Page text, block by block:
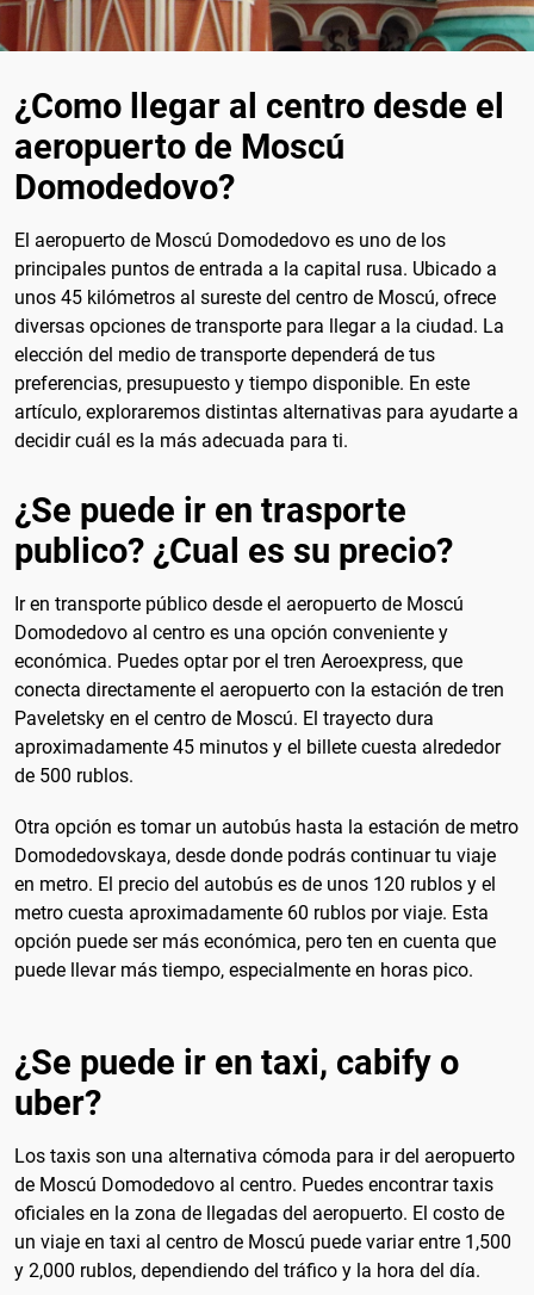
¿Como llegar al centro desde el
aeropuerto de Moscú
Domodedovo?
El aeropuerto de Moscú Domodedovo es uno de los
principales puntos de entrada a la capital rusa. Ubicado a
unos 45 kilómetros al sureste del centro de Moscú, ofrece
diversas opciones de transporte para llegar a la ciudad. La
elección del medio de transporte dependerá de tus
preferencias, presupuesto y tiempo disponible. En este
artículo, exploraremos distintas alternativas para ayudarte a
decidir cuál es la más adecuada para ti.
¿Se puede ir en trasporte
publico? ¿Cual es su precio?
Ir en transporte público desde el aeropuerto de Moscú
Domodedovo al centro es una opción conveniente y
económica. Puedes optar por el tren Aeroexpress, que
conecta directamente el aeropuerto con la estación de tren
Paveletsky en el centro de Moscú. El trayecto dura
aproximadamente 45 minutos y el billete cuesta alrededor
de 500 rublos.
Otra opción es tomar un autobús hasta la estación de metro
Domodedovskaya, desde donde podrás continuar tu viaje
en metro. El precio del autobús es de unos 120 rublos y el
metro cuesta aproximadamente 60 rublos por viaje. Esta
opción puede ser más económica, pero ten en cuenta que
puede llevar más tiempo, especialmente en horas pico.
¿Se puede ir en taxi, cabify o
uber?
Los taxis son una alternativa cómoda para ir del aeropuerto
de Moscú Domodedovo al centro. Puedes encontrar taxis
oficiales en la zona de llegadas del aeropuerto. El costo de
un viaje en taxi al centro de Moscú puede variar entre 1,500
y 2,000 rublos, dependiendo del tráfico y la hora del día.